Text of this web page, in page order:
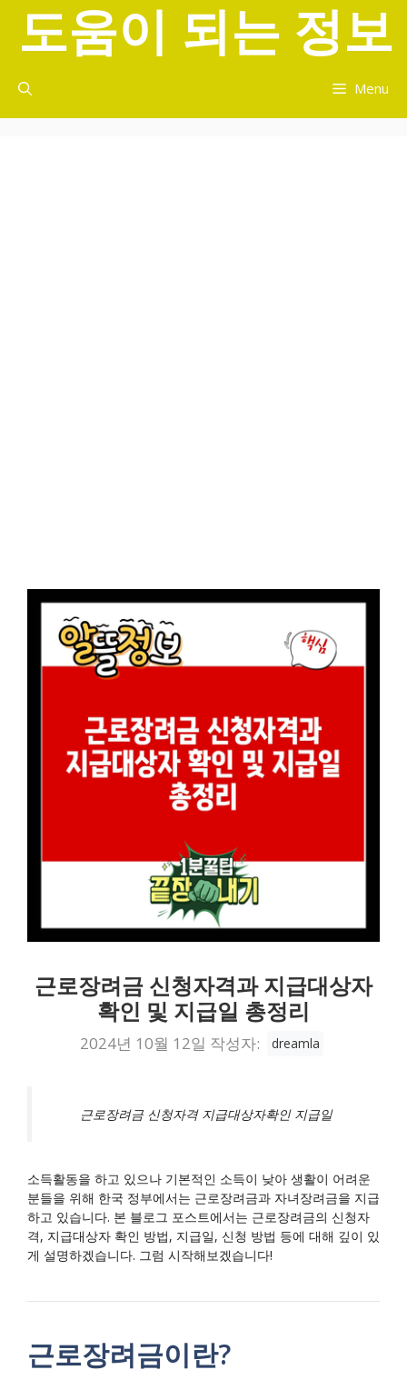
너
도움이 되는 정보
Menu
근로장려금 신청자격과 지급대상자
확인 및 지급일 총정리
2024년 10월 12일 작성자: dreamla
근로장려금 신청자격 지급대상자확인 지급일
소득활동을 하고 있으나 기본적인 소득이 낮아 생활이 어려운
분들을 위해 한국 정부에서는 근로장려금과 자녀장려금을 지급
하고 있습니다. 본 블로그 포스트에서는 근로장려금의 신청자
격, 지급대상자 확인 방법, 지급일, 신청 방법 등에 대해 깊이 있
게 설명하겠습니다. 그럼 시작해보겠습니다!
근로장려금이란?